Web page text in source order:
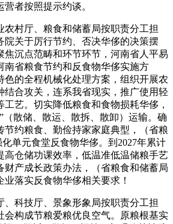
者按照提示约谈。
村厅、粮食和储蓄局按职责分工担
院关于厉行节约、否决华侈的决策摆
焦沉点范畴和环节环节，河南省人平易
南省粮食节约和反食物华侈实施方
色的全程机械化处理方案，组织开展农
结合攻关，连系我省现实，推广使用轻
工艺。切实降低粮食和食物损耗华侈，
（散储、散运、散拆、散卸）运输。确
节约粮食、勤俭持家家庭典型，（省粮
单元食堂反食物华侈。到2027年累计
高仓储功课效率，低温准低温储粮手艺
财产成长政策办法，（省粮食和储蓄局
落实反食物华侈相关要求！
科技厅、景象形象局按职责分工担
会构成节粮爱粮优良空气。原粮根基实